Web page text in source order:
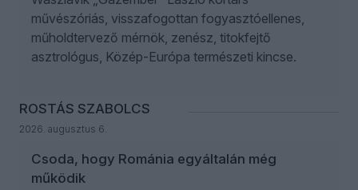
művészóriás, visszafogottan fogyasztóellenes,
műholdtervező mérnök, zenész, titokfejtő
asztrológus, Közép-Európa természeti kincse.
ROSTÁS SZABOLCS
2026. augusztus 6.
Csoda, hogy Románia egyáltalán még
működik